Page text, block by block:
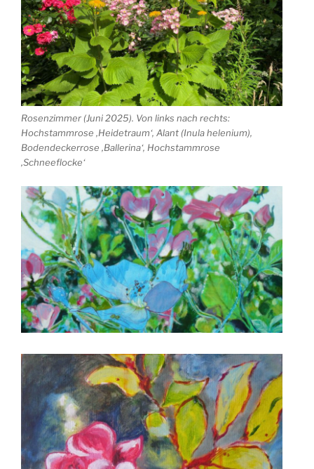
Rosenzimmer (Juni 2025). Von links nach rechts:
Hochstammrose ‚Heidetraum‘, Alant (Inula helenium),
Bodendeckerrose ‚Ballerina‘, Hochstammrose
‚Schneeflocke‘